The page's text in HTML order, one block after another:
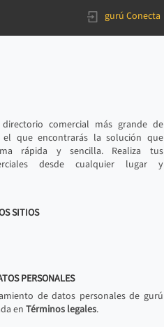
gurú Conecta
comercial más grande de
el que encontrarás la solución que
rápida y sencilla. Realiza tus
desde cualquier lugar y
SITIOS
PERSONALES
de datos personales de gurú
en Términos legales.